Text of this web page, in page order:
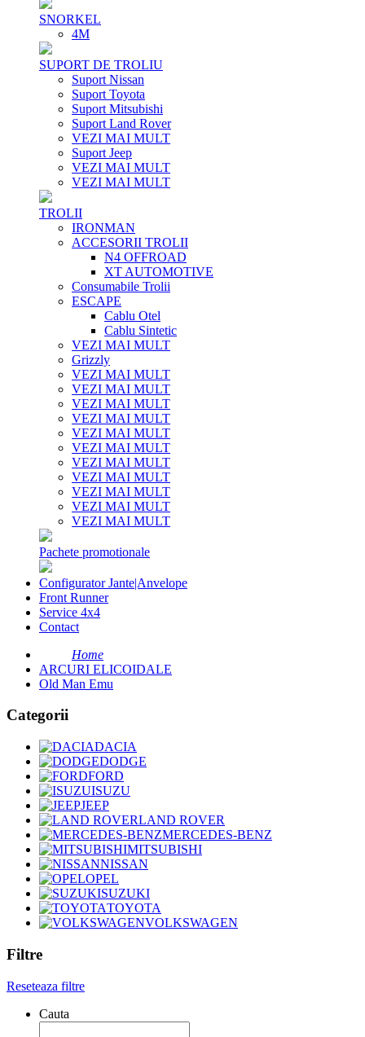
SNORKEL
4M
SUPORT DE TROLIU
Suport Nissan
Suport Toyota
Suport Mitsubishi
Suport Land Rover
VEZI MAI MULT
Suport Jeep
VEZI MAI MULT
VEZI MAI MULT
TROLII
IRONMAN
ACCESORII TROLII
N4 OFFROAD
XT AUTOMOTIVE
Consumabile Trolii
ESCAPE
Cablu Otel
Cablu Sintetic
VEZI MAI MULT
Grizzly
VEZI MAI MULT
VEZI MAI MULT
VEZI MAI MULT
VEZI MAI MULT
VEZI MAI MULT
VEZI MAI MULT
VEZI MAI MULT
VEZI MAI MULT
VEZI MAI MULT
VEZI MAI MULT
VEZI MAI MULT
Pachete promotionale
Configurator Jante|Anvelope
Front Runner
Service 4x4
Contact
Home
ARCURI ELICOIDALE
Old Man Emu
Categorii
DACIA
DODGE
FORD
ISUZU
JEEP
LAND ROVER
MERCEDES-BENZ
MITSUBISHI
NISSAN
OPEL
SUZUKI
TOYOTA
VOLKSWAGEN
Filtre
Reseteaza filtre
Cauta